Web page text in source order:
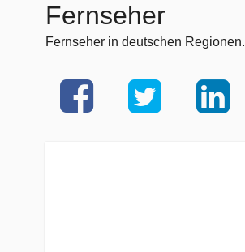
Fernseher
Fernseher in deutschen Regionen.